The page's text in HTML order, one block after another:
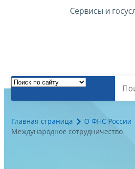
Сервисы и
Главная страница
О ФНС России
Международное сотрудничество